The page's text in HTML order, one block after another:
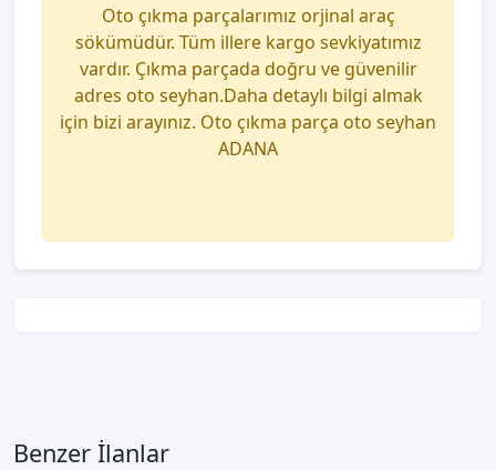
Oto çıkma parçalarımız orjinal araç
sökümüdür. Tüm illere kargo sevkiyatımız
vardır. Çıkma parçada doğru ve güvenilir
adres oto seyhan.Daha detaylı bilgi almak
için bizi arayınız. Oto çıkma parça oto seyhan
ADANA
Benzer İlanlar